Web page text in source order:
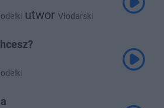
utwor Vłodarski